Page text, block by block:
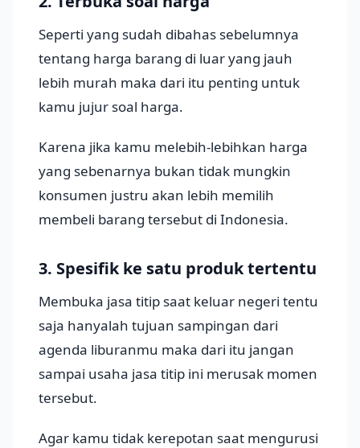
Seperti yang sudah dibahas sebelumnya
tentang harga barang di luar yang jauh
lebih murah maka dari itu penting untuk
kamu jujur soal harga.
Karena jika kamu melebih-lebihkan harga
yang sebenarnya bukan tidak mungkin
konsumen justru akan lebih memilih
membeli barang tersebut di Indonesia.
3. Spesifik ke satu produk tertentu
Membuka jasa titip saat keluar negeri tentu
saja hanyalah tujuan sampingan dari
agenda liburanmu maka dari itu jangan
sampai usaha jasa titip ini merusak momen
tersebut.
Agar kamu tidak kerepotan saat mengurusi